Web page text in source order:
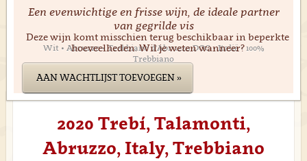
Een evenwichtige en frisse wijn, de ideale partner
van gegrilde vis
Wit • Abruzzo • Trebbiano d'Abruzzo DOC • Italië • 100%
Trebbiano
Deze wijn komt misschien terug beschikbaar in beperkte
hoeveelheden. Wil je weten wanneer?
AAN WACHTLIJST TOEVOEGEN »
2020 Trebí, Talamonti,
Abruzzo, Italy, Trebbiano